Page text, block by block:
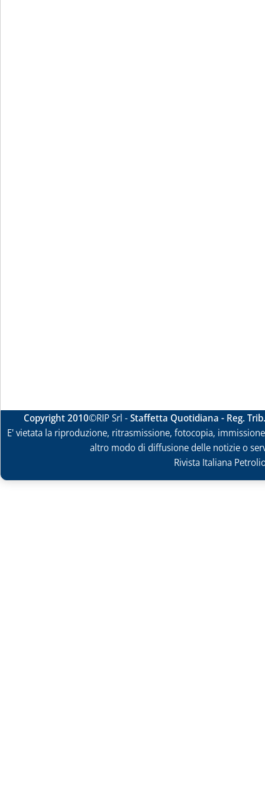
Copyright 2010©RIP Srl -Staffetta Quotidiana - Reg.
E' vietata la riproduzione, ritrasmissione, fotocopia,
altro modo di diffusione delle notizie o
Rivista Italiana